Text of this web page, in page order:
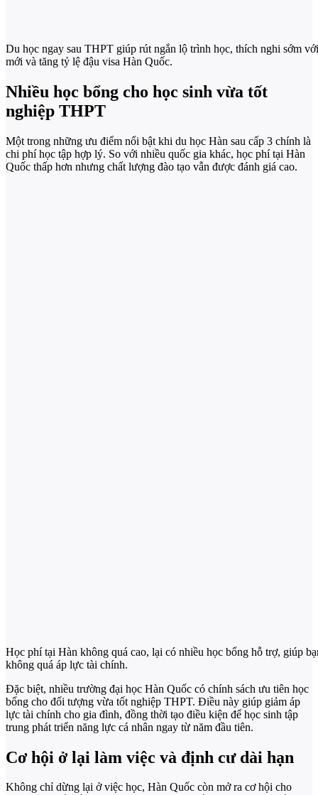
Du học ngay sau THPT giúp rút ngắn lộ trình học, thích nghi sớm
mới và tăng tỷ lệ đậu visa Hàn Quốc.
Nhiều học bổng cho học sinh vừa tốt
nghiệp THPT
Một trong những ưu điểm nổi bật khi du học Hàn sau cấp 3 chính là
chi phí học tập hợp lý. So với nhiều quốc gia khác, học phí tại Hàn
Quốc thấp hơn nhưng chất lượng đào tạo vẫn được đánh giá cao.
Học phí tại Hàn không quá cao, lại có nhiều học bổng hỗ trợ, giúp
không quá áp lực tài chính.
Đặc biệt, nhiều trường đại học Hàn Quốc có chính sách ưu tiên học
bổng cho đối tượng vừa tốt nghiệp THPT. Điều này giúp giảm áp
lực tài chính cho gia đình, đồng thời tạo điều kiện để học sinh tập
trung phát triển năng lực cá nhân ngay từ năm đầu tiên.
Cơ hội ở lại làm việc và định cư dài hạn
Không chỉ dừng lại ở việc học, Hàn Quốc còn mở ra cơ hội cho